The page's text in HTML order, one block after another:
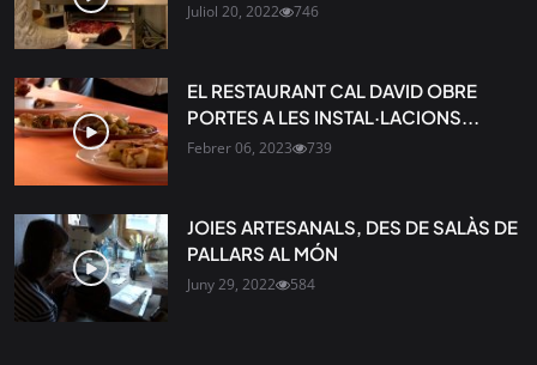
Juliol 20, 2022 746
EL RESTAURANT CAL DAVID OBRE
PORTES A LES INSTAL·LACIONS...
Febrer 06, 2023 739
JOIES ARTESANALS, DES DE SALÀS DE
PALLARS AL MÓN
Juny 29, 2022 584